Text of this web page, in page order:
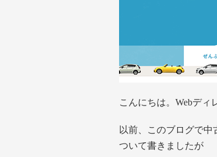
こんにちは。Webディ
以前、このブログで中
ついて書きましたが